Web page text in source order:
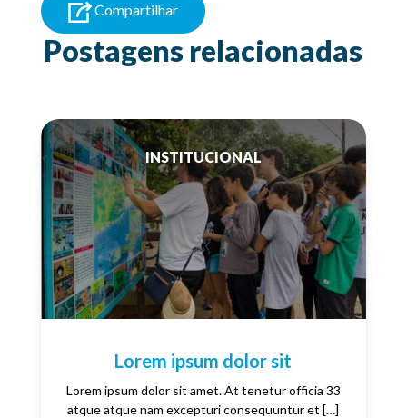
Compartilhar
Postagens relacionadas
INSTITUCIONAL
Lorem ipsum dolor sit
Lorem ipsum dolor sit amet. At tenetur officia 33
atque atque nam excepturi consequuntur et […]